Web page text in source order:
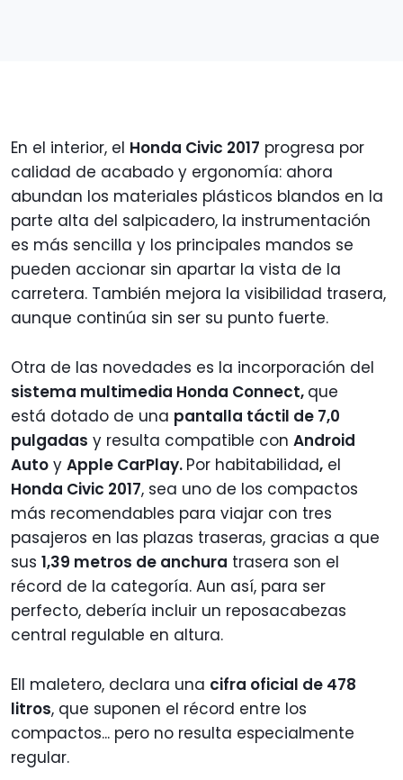
En el interior, el Honda Civic 2017 progresa por
calidad de acabado y ergonomía: ahora
abundan los materiales plásticos blandos en la
parte alta del salpicadero, la instrumentación
es más sencilla y los principales mandos se
pueden accionar sin apartar la vista de la
carretera. También mejora la visibilidad trasera,
aunque continúa sin ser su punto fuerte.
Otra de las novedades es la incorporación del
sistema multimedia Honda Connect, que
está dotado de una pantalla táctil de 7,0
pulgadas y resulta compatible con Android
Auto y Apple CarPlay. Por habitabilidad, el
Honda Civic 2017, sea uno de los compactos
más recomendables para viajar con tres
pasajeros en las plazas traseras, gracias a que
sus 1,39 metros de anchura trasera son el
récord de la categoría. Aun así, para ser
perfecto, debería incluir un reposacabezas
central regulable en altura.
Ell maletero, declara una cifra oficial de 478
litros, que suponen el récord entre los
compactos... pero no resulta especialmente
regular.